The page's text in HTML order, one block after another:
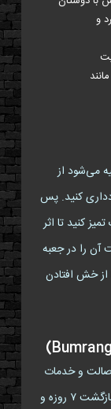
و
می‌شود از
کنید. پس
کنید تا اثر
آن را در جعبه
خش افتادن
و خدمات
پس از فروش حرفه‌ای. این محصول با گارانتی بازگشت ۷ روزه و